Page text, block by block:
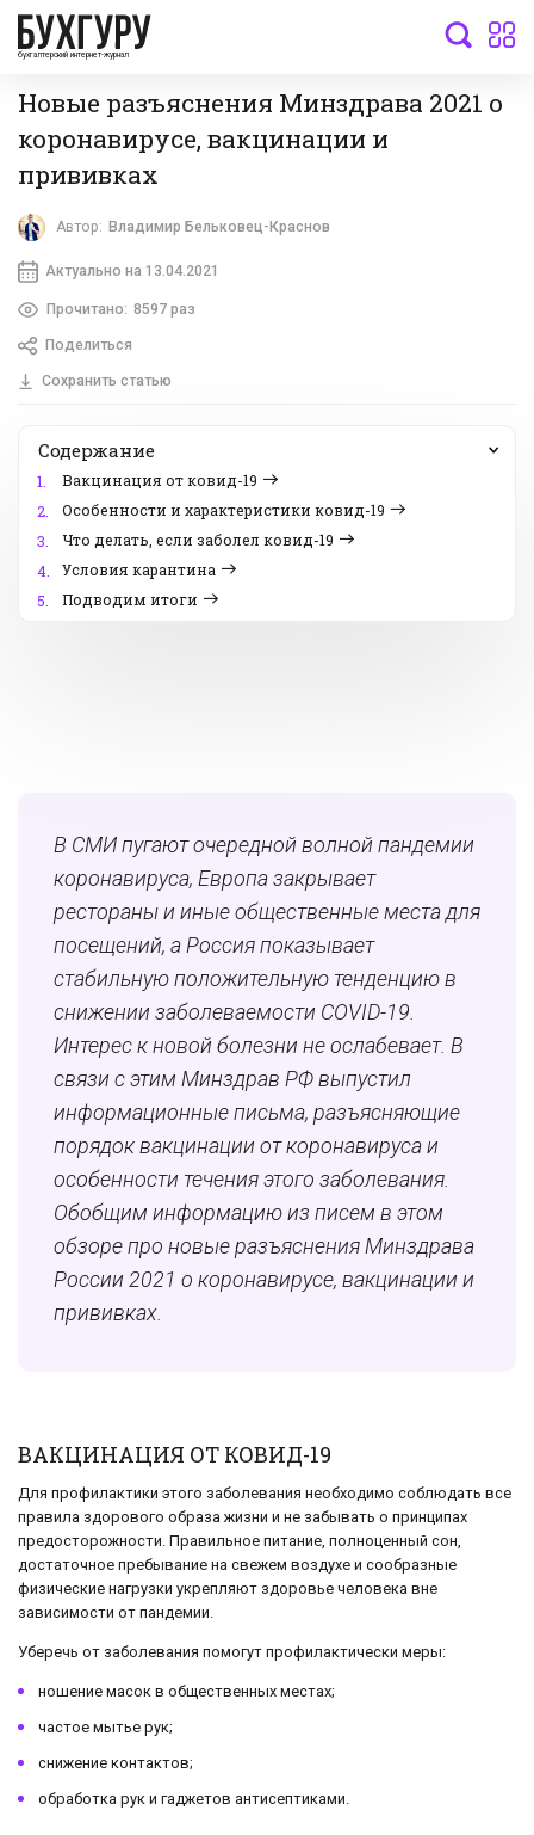
бухгалтерский интернет-журнал
Новые разъяснения Минздрава 2021 о
коронавирусе, вакцинации и
прививках
Автор: Владимир Бельковец-Краснов
Актуально на 13.04.2021
Прочитано: 8597 раз
Поделиться
Сохранить статью
Содержание
1.
Вакцинация от ковид-19
2.
Особенности и характеристики ковид-19
3.
Что делать, если заболел ковид-19
4.
Условия карантина
5.
Подводим итоги
В СМИ пугают очередной волной пандемии
коронавируса, Европа закрывает
рестораны и иные общественные места для
посещений, а Россия показывает
стабильную положительную тенденцию в
снижении заболеваемости COVID-19.
Интерес к новой болезни не ослабевает. В
связи с этим Минздрав РФ выпустил
информационные письма, разъясняющие
порядок вакцинации от коронавируса и
особенности течения этого заболевания.
Обобщим информацию из писем в этом
обзоре про новые разъяснения Минздрава
России 2021 о коронавирусе, вакцинации и
прививках.
ВАКЦИНАЦИЯ ОТ КОВИД-19
Для профилактики этого заболевания необходимо соблюдать все
правила здорового образа жизни и не забывать о принципах
предосторожности. Правильное питание, полноценный сон,
достаточное пребывание на свежем воздухе и сообразные
физические нагрузки укрепляют здоровье человека вне
зависимости от пандемии.
Уберечь от заболевания помогут профилактически меры:
ношение масок в общественных местах;
частое мытье рук;
снижение контактов;
обработка рук и гаджетов антисептиками.